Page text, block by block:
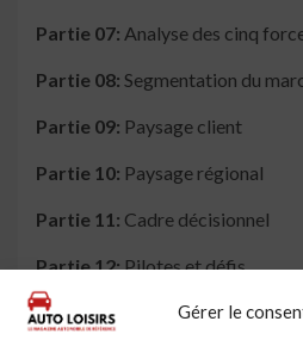
Gérer le
Partie 07: Analyse des cinq
Partie 08: Segmentation du
Partie 09: Paysage client
Partie 10: Paysage régional
Partie 11: Cadre décisionnel
Partie 12:Pilotes et défis
Partie 13: Tendances du marché